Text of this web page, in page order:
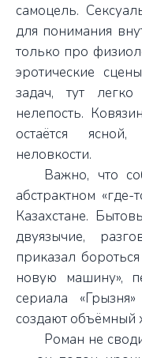
самоцель.
для понимания
только про
эротические
задач, тут
нелепость.
остаётся
неловкости.
Важно, что
абстрактном
Казахстане.
двуязычие,
приказал
новую машину»,
сериала
создают объёмный
Роман не